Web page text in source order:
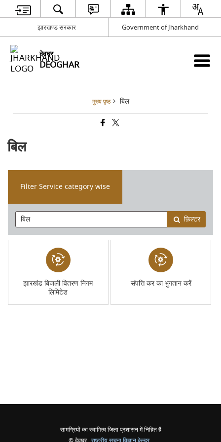
झारखण्ड सरकार Government of Jharkhand
देवघर
DEOGHAR
मुख्य पृष्ठ बिल
बिल
Filter Service category wise
फ़िल्टर
झारखंड बिजली वितरण निगम
लिमिटेड
संपत्ति कर का भुगतान करें
सामग्रियों का स्वामित्व जिला प्रशासन में निहित है